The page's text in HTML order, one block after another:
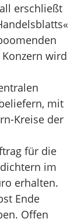
erschließt
wird
mit
Kreise der
für die
im
erhalten.
Ende
Offen